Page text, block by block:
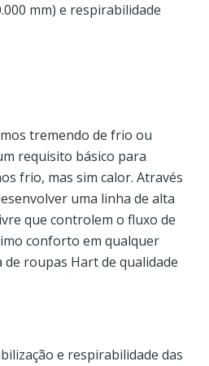
mm) e respirabilidade
tremendo de frio ou
requisito básico para
frio, mas sim calor. Através
uma linha de alta
que controlem o fluxo de
conforto em qualquer
de roupas Hart de qualidade
e respirabilidade das